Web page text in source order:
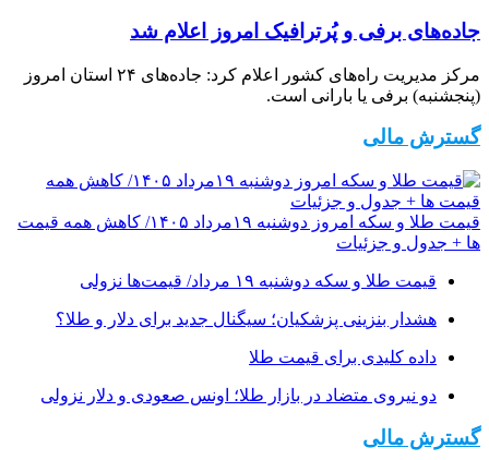
جاده‌های برفی و پُرترافیک امروز اعلام شد
مرکز مدیریت راه‌های کشور اعلام کرد: جاده‌های ۲۴ استان امروز
(پنجشنبه) برفی یا بارانی است.
گسترش مالی
قیمت طلا و سکه امروز دوشنبه ۱۹مرداد ۱۴۰۵/ کاهش همه قیمت
ها + جدول و جزئیات
قیمت طلا و سکه دوشنبه ۱۹ مرداد/ قیمت‌ها نزولی
هشدار بنزینی پزشکیان؛ سیگنال جدید برای دلار و طلا؟
داده کلیدی برای قیمت طلا
دو نیروی متضاد در بازار طلا؛ اونس صعودی و دلار نزولی
گسترش مالی